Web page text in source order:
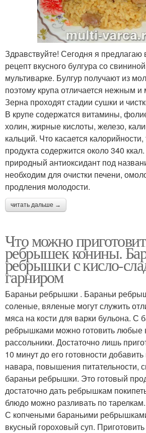
Здравствуйте! Сегодня я
рецепт вкусного булгура со
мультиварке. Булгур получают из
поэтому крупа отличается нежным и
Зерна проходят стадии сушки и
В крупе содержатся витамины,
холин, жирные кислоты, железо,
кальций. Что касается
продукта содержится около 340
природный антиоксидант под
необходим для очистки печени,
продления молодости.
читать дальше →
Что можно
ребрышек конины.
ребрышки с кисло-
гарниром
Бараньи ребрышки . Бараньи
соленые, вяленые могут служить
мяса на кости для варки бульона. С
ребрышками можно готовить любые
рассольники. Достаточно лишь
10 минут до его готовности
навара, повышения питательности,
бараньи ребрышки. Это готовый
достаточно дать ребрышкам
блюдо можно разливать по тарелкам.
С копчеными бараньими
вкусный гороховый суп.